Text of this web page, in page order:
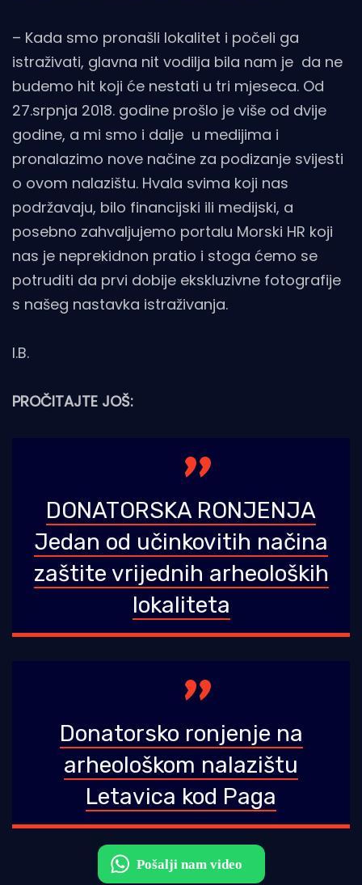
– Kada smo pronašli lokalitet i počeli ga
istraživati, glavna nit vodilja bila nam je da ne
budemo hit koji će nestati u tri mjeseca. Od
27.srpnja 2018. godine prošlo je više od dvije
godine, a mi smo i dalje u medijima i
pronalazimo nove načine za podizanje svijesti
o ovom nalazištu. Hvala svima koji nas
podržavaju, bilo financijski ili medijski, a
posebno zahvaljujemo portalu Morski HR koji
nas je neprekidnon pratio i stoga ćemo se
potruditi da prvi dobije ekskluzivne fotografije
s našeg nastavka istraživanja.
I.B.
PROČITAJTE JOŠ:
DONATORSKA RONJENJA
Jedan od učinkovitih načina
zaštite vrijednih arheoloških
lokaliteta
Donatorsko ronjenje na
arheološkom nalazištu
Letavica kod Paga